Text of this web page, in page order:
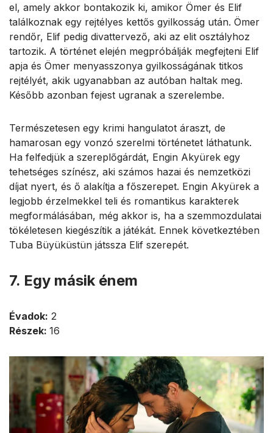
el, amely akkor bontakozik ki, amikor Ömer és Elif
találkoznak egy rejtélyes kettős gyilkosság után. Ömer
rendőr, Elif pedig divattervező, aki az elit osztályhoz
tartozik. A történet elején megpróbálják megfejteni Elif
apja és Ömer menyasszonya gyilkosságának titkos
rejtélyét, akik ugyanabban az autóban haltak meg.
Később azonban fejest ugranak a szerelembe.
Természetesen egy krimi hangulatot áraszt, de
hamarosan egy vonzó szerelmi történetet láthatunk.
Ha felfedjük a szereplőgárdát, Engin Akyürek egy
tehetséges színész, aki számos hazai és nemzetközi
díjat nyert, és ő alakítja a főszerepet. Engin Akyürek a
legjobb érzelmekkel teli és romantikus karakterek
megformálásában, még akkor is, ha a szemmozdulatai
tökéletesen kiegészítik a játékát. Ennek következtében
Tuba Büyüküstün játssza Elif szerepét.
7. Egy másik énem
Évadok: 2
Részek: 16